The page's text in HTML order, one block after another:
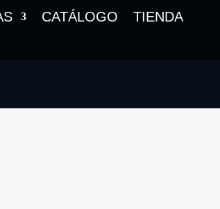
CATÁLOGO
TIENDA